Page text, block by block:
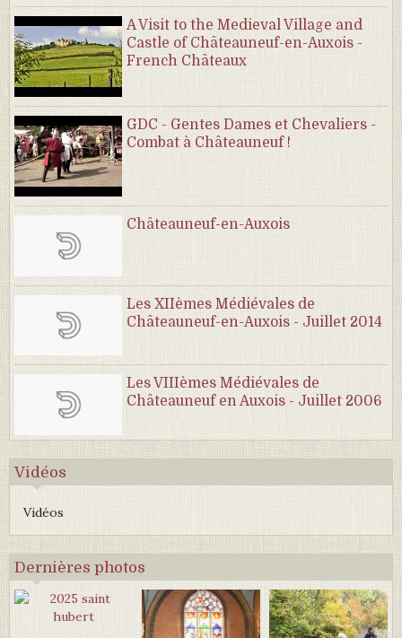
A Visit to the Medieval Village and
Castle of Châteauneuf-en-Auxois -
French Châteaux
GDC - Gentes Dames et Chevaliers -
Combat à Châteauneuf !
Châteauneuf-en-Auxois
Les XIIèmes Médiévales de
Châteauneuf-en-Auxois - Juillet 2014
Les VIIIèmes Médiévales de
Châteauneuf en Auxois - Juillet 2006
Vidéos
Vidéos
Dernières photos